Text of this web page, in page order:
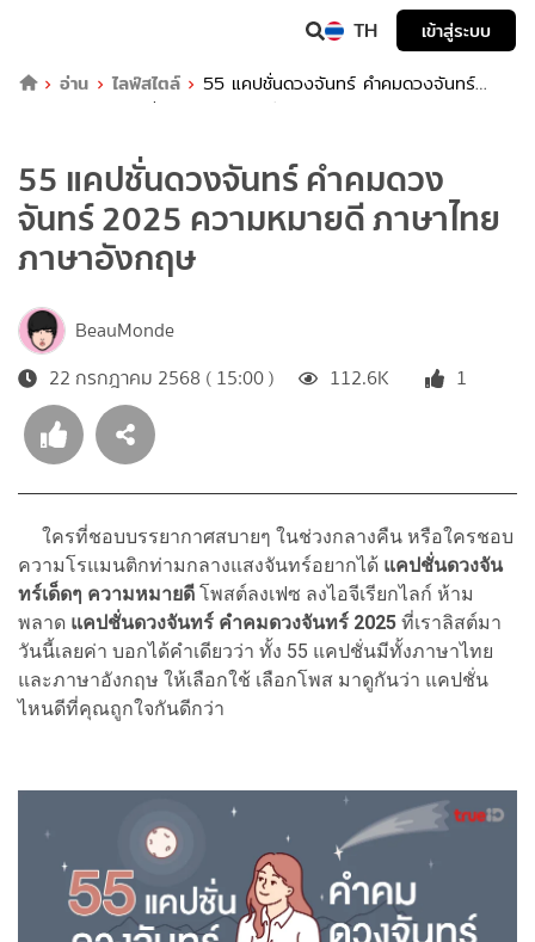
TH
เข้าสู่ระบบ
อ่าน
ไลฟ์สไตล์
55 แคปชั่นดวงจันทร์ คำคมดวงจันทร์
2025 ความหมายดี ภาษาไทย ภาษาอังกฤษ
55 แคปชั่นดวงจันทร์ คำคมดวง
จันทร์ 2025 ความหมายดี ภาษาไทย
ภาษาอังกฤษ
BeauMonde
22 กรกฎาคม 2568 ( 15:00 )
112.6K 1
ใครที่ชอบบรรยากาศสบายๆ ในช่วงกลางคืน หรือใครชอบ
ความโรแมนติกท่ามกลางแสงจันทร์อยากได้ แคปชั่นดวงจัน
ทร์เด็ดๆ ความหมายดี โพสต์ลงเฟซ ลงไอจีเรียกไลก์ ห้าม
พลาด แคปชั่นดวงจันทร์ คำคมดวงจันทร์ 2025 ที่เราลิสต์มา
วันนี้เลยค่า บอกได้คำเดียวว่า ทั้ง 55 แคปชั่นมีทั้งภาษาไทย
และภาษาอังกฤษ ให้เลือกใช้ เลือกโพส มาดูกันว่า แคปชั่น
ไหนดีที่คุณถูกใจกันดีกว่า